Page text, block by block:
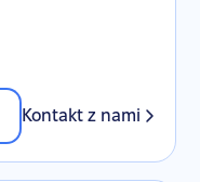
Kontakt z nami